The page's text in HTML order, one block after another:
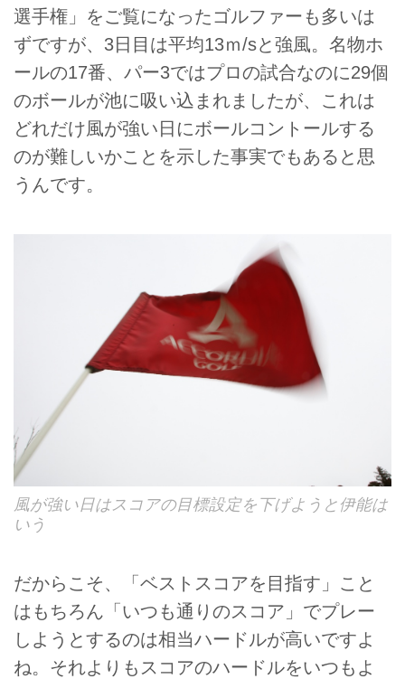
選手権」をご覧になったゴルファーも多いは
ずですが、3日目は平均13ｍ/sと強風。名物ホ
ールの17番、パー3ではプロの試合なのに29個
のボールが池に吸い込まれましたが、これは
どれだけ風が強い日にボールコントールする
のが難しいかことを示した事実でもあると思
うんです。
風が強い日はスコアの目標設定を下げようと伊能は
いう
だからこそ、「ベストスコアを目指す」こと
はもちろん「いつも通りのスコア」でプレー
しようとするのは相当ハードルが高いですよ
ね。それよりもスコアのハードルをいつもよ